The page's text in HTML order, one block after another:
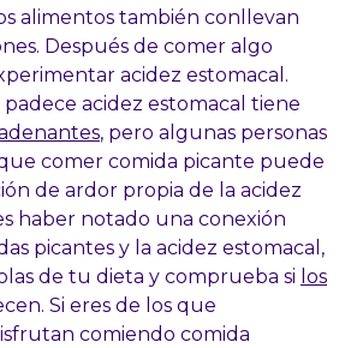
alimentos también conllevan
Después de comer algo
acidez estomacal.
acidez estomacal tiene
, pero algunas personas
comer comida picante puede
de ardor propia de la acidez
haber notado una conexión
picantes y la acidez estomacal,
de tu dieta y comprueba si los
Si eres de los que
comiendo comida